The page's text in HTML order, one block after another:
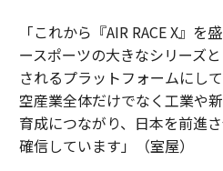
「これから『AIR RACE X』を
ースポーツの大きなシリーズ
されるプラットフォームにし
空産業全体だけでなく工業や
育成につながり、日本を前進
確信しています」（室屋）